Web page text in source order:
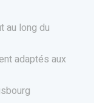
au long du
adaptés aux